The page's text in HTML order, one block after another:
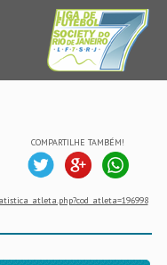
COMPARTILHE TAMBÉM!